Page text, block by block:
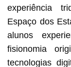
experiência
Espaço dos
alunos
fisionomia
tecnologias